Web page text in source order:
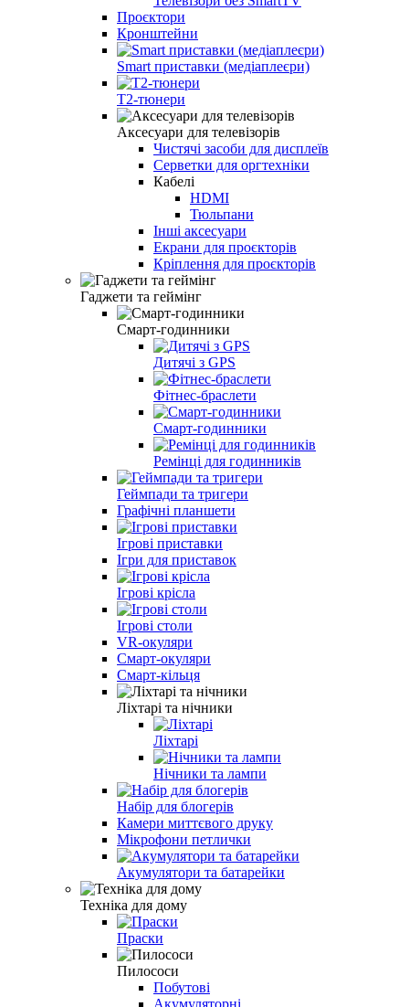
Проєктори
Кронштейни
Smart приставки (медіаплеєри)
Т2-тюнери
Аксесуари для телевізорів
Чистячі засоби для дисплеїв
Серветки для оргтехніки
Кабелі
HDMI
Тюльпани
Інші аксесуари
Екрани для проєкторів
Кріплення для проєкторів
Гаджети та геймінг
Смарт-годинники
Дитячі з GPS
Фітнес-браслети
Смарт-годинники
Ремінці для годинників
Геймпади та тригери
Графічні планшети
Ігрові приставки
Ігри для приставок
Ігрові крісла
Ігрові столи
VR-окуляри
Смарт-окуляри
Смарт-кільця
Ліхтарі та нічники
Ліхтарі
Нічники та лампи
Набір для блогерів
Камери миттєвого друку
Мікрофони петлички
Акумулятори та батарейки
Техніка для дому
Праски
Пилососи
Побутові
Акумуляторні